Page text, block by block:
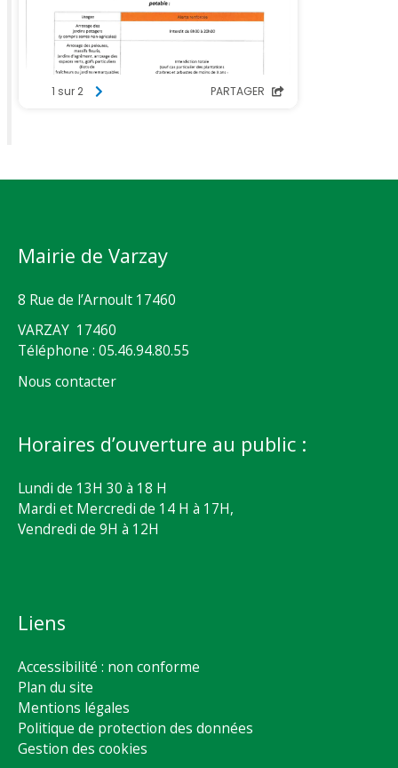
Mairie de Varzay
8 Rue de l’Arnoult 17460
VARZAY 17460
Téléphone : 05.46.94.80.55
Nous contacter
Horaires d’ouverture au public :
Lundi de 13H 30 à 18 H
Mardi et Mercredi de 14 H à 17H,
Vendredi de 9H à 12H
Liens
Accessibilité : non conforme
Plan du site
Mentions légales
Politique de protection des données
Gestion des cookies